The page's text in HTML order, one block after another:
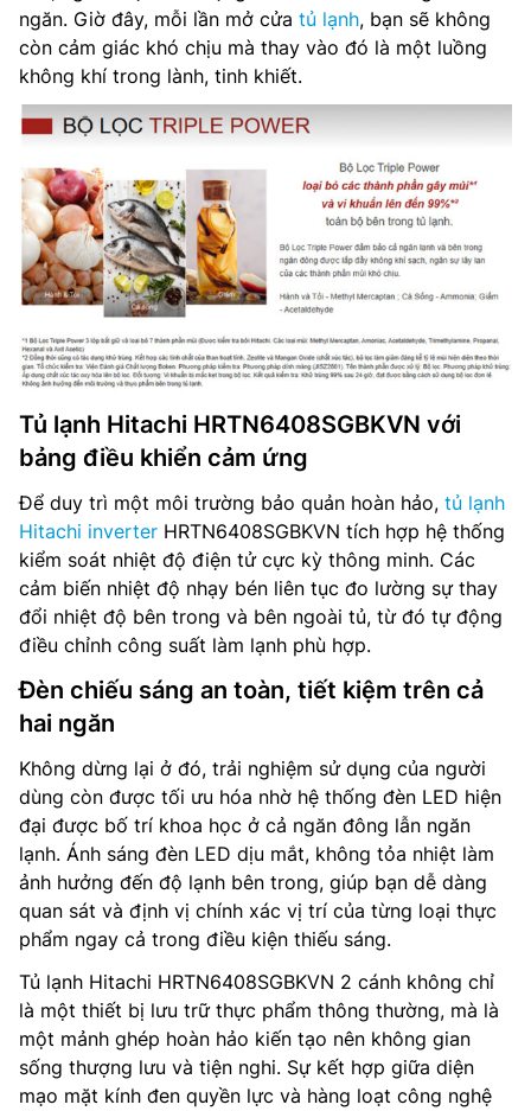
ngăn. Giờ đây, mỗi lần mở cửa tủ lạnh, bạn sẽ không
còn cảm giác khó chịu mà thay vào đó là một luồng
không khí trong lành, tinh khiết.
Tủ lạnh Hitachi HRTN6408SGBKVN với
bảng điều khiển cảm ứng
Để duy trì một môi trường bảo quản hoàn hảo, tủ lạnh
Hitachi inverter HRTN6408SGBKVN tích hợp hệ thống
kiểm soát nhiệt độ điện tử cực kỳ thông minh. Các
cảm biến nhiệt độ nhạy bén liên tục đo lường sự thay
đổi nhiệt độ bên trong và bên ngoài tủ, từ đó tự động
điều chỉnh công suất làm lạnh phù hợp.
Đèn chiếu sáng an toàn, tiết kiệm trên cả
hai ngăn
Không dừng lại ở đó, trải nghiệm sử dụng của người
dùng còn được tối ưu hóa nhờ hệ thống đèn LED hiện
đại được bố trí khoa học ở cả ngăn đông lẫn ngăn
lạnh. Ánh sáng đèn LED dịu mắt, không tỏa nhiệt làm
ảnh hưởng đến độ lạnh bên trong, giúp bạn dễ dàng
quan sát và định vị chính xác vị trí của từng loại thực
phẩm ngay cả trong điều kiện thiếu sáng.
Tủ lạnh Hitachi HRTN6408SGBKVN 2 cánh không chỉ
là một thiết bị lưu trữ thực phẩm thông thường, mà là
một mảnh ghép hoàn hảo kiến tạo nên không gian
sống thượng lưu và tiện nghi. Sự kết hợp giữa diện
mạo mặt kính đen quyền lực và hàng loạt công nghệ